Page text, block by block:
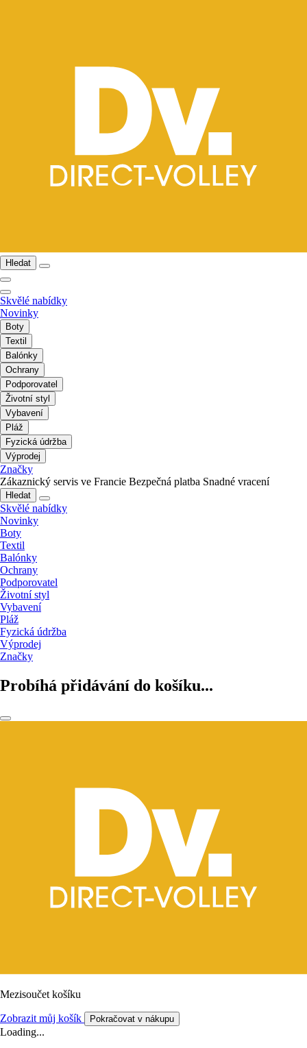
Hledat
Skvělé nabídky
Novinky
Boty
Textil
Balónky
Ochrany
Podporovatel
Životní styl
Vybavení
Pláž
Fyzická údržba
Výprodej
Značky
Zákaznický servis ve Francie Bezpečná platba Snadné vracení
Hledat
Skvělé nabídky
Novinky
Boty
Textil
Balónky
Ochrany
Podporovatel
Životní styl
Vybavení
Pláž
Fyzická údržba
Výprodej
Značky
Probíhá přidávání do košíku...
Mezisoučet košíku
Zobrazit můj košík Pokračovat v nákupu
Loading...